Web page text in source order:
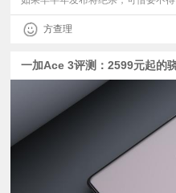
方查理